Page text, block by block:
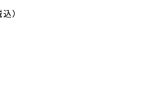
込）